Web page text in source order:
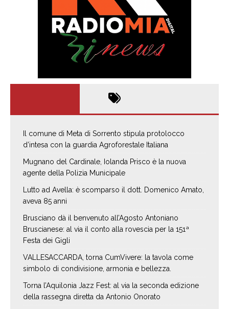
Il comune di Meta di Sorrento stipula protolocco
d’intesa con la guardia Agroforestale Italiana
Mugnano del Cardinale, Iolanda Prisco è la nuova
agente della Polizia Municipale
Lutto ad Avella: è scomparso il dott. Domenico Amato,
aveva 85 anni
Brusciano dà il benvenuto all’Agosto Antoniano
Bruscianese: al via il conto alla rovescia per la 151ª
Festa dei Gigli
VALLESACCARDA, torna CumVivere: la tavola come
simbolo di condivisione, armonia e bellezza.
Torna l’Aquilonia Jazz Fest: al via la seconda edizione
della rassegna diretta da Antonio Onorato